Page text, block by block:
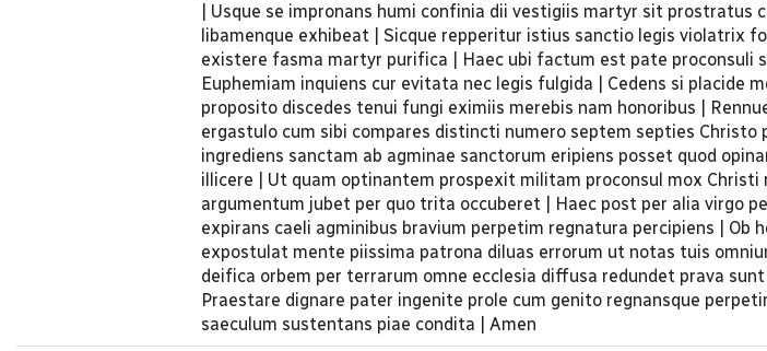
| Usque se impronans humi confinia dii vestigiis martyr sit prostratus
libamenque exhibeat | Sicque repperitur istius sanctio legis violatrix
existere fasma martyr purifica | Haec ubi factum est pate proconsuli
Euphemiam inquiens cur evitata nec legis fulgida | Cedens si placide
proposito discedes tenui fungi eximiis merebis nam honoribus |
ergastulo cum sibi compares distincti numero septem septies
ingrediens sanctam ab agminae sanctorum eripiens posset quod
illicere | Ut quam optinantem prospexit militam proconsul mox
argumentum jubet per quo trita occuberet | Haec post per alia virgo
expirans caeli agminibus bravium perpetim regnatura percipiens | Ob
expostulat mente piissima patrona diluas errorum ut notas tuis
deifica orbem per terrarum omne ecclesia diffusa redundet prava sunt
Praestare dignare pater ingenite prole cum genito regnansque
saeculum sustentans piae condita | Amen